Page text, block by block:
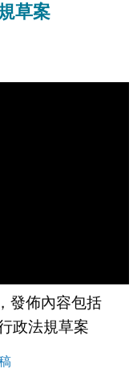
草案
發佈內容包括
政法規草案